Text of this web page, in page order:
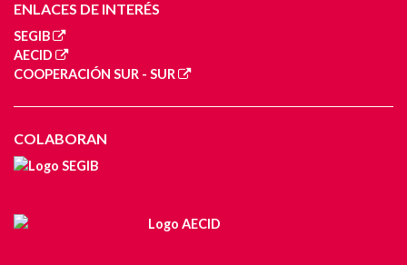
ENLACES DE INTERÉS
SEGIB
AECID
COOPERACIÓN SUR - SUR
COLABORAN